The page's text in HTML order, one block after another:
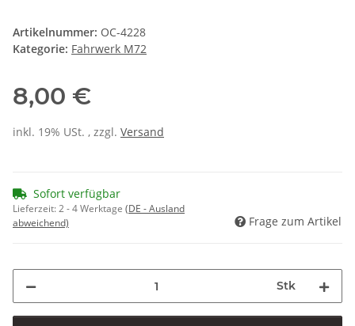
Artikelnummer: OC-4228
Kategorie: Fahrwerk M72
8,00 €
inkl. 19% USt. , zzgl. Versand
Sofort verfügbar
Lieferzeit:2 - 4 Werktage (DE - Ausland
abweichend)
Frage zum Artikel
Stk